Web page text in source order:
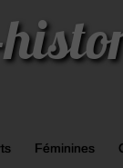
Féminines